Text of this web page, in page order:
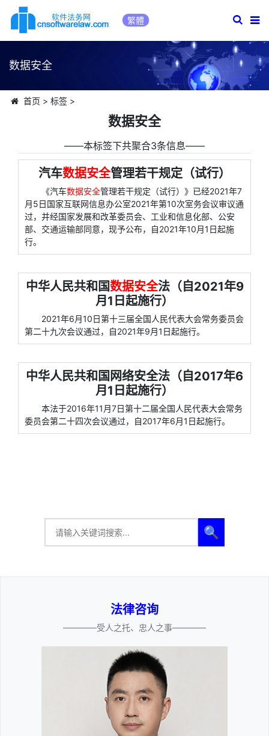
繁體
数据安全
首页 > 标签>
数据安全
――本标签下共聚合3条信息――
汽车数据安全管理若干规定（试行）
《汽车数据安全管理若干规定（试行）》已经2021年7
月5日国家互联网信息办公室2021年第10次室务会议审议通
过，并经国家发展和改革委员会、工业和信息化部、公安
部、交通运输部同意，现予公布，自2021年10月1日起施
行。
中华人民共和国数据安全法（自2021年9
月1日起施行）
2021年6月10日第十三届全国人民代表大会常务委员会
第二十九次会议通过，自2021年9月1日起施行。
中华人民共和国网络安全法（自2017年6
月1日起施行）
本法于2016年11月7日第十二届全国人民代表大会常务
委员会第二十四次会议通过，自2017年6月1日起施行。
🔍
法律咨询
————受人之托、忠人之事————